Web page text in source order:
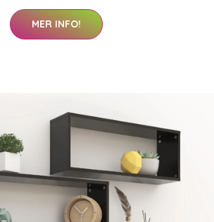
MER INFO!